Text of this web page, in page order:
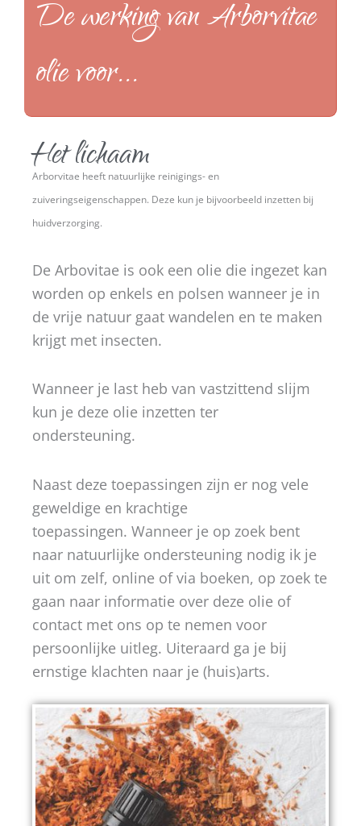
De werking van Arborvitae
olie voor...
Het lichaam
Arborvitae heeft natuurlijke reinigings- en
zuiveringseigenschappen. Deze kun je bijvoorbeeld inzetten bij
huidverzorging.
De Arbovitae is ook een olie die ingezet kan
worden op enkels en polsen wanneer je in
de vrije natuur gaat wandelen en te maken
krijgt met insecten.
Wanneer je last heb van vastzittend slijm
kun je deze olie inzetten ter
ondersteuning.
Naast deze toepassingen zijn er nog vele
geweldige en krachtige
toepassingen. Wanneer je op zoek bent
naar natuurlijke ondersteuning nodig ik je
uit om zelf, online of via boeken, op zoek te
gaan naar informatie over deze olie of
contact met ons op te nemen voor
persoonlijke uitleg. Uiteraard ga je bij
ernstige klachten naar je (huis)arts.